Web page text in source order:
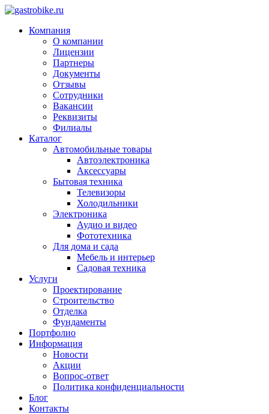
Компания
О компании
Лицензии
Партнеры
Документы
Отзывы
Сотрудники
Вакансии
Реквизиты
Филиалы
Каталог
Автомобильные товары
Автоэлектроника
Аксессуары
Бытовая техника
Телевизоры
Холодильники
Электроника
Аудио и видео
Фототехника
Для дома и сада
Мебель и интерьер
Садовая техника
Услуги
Проектирование
Строительство
Отделка
Фундаменты
Портфолио
Информация
Новости
Акции
Вопрос-ответ
Политика конфиденциальности
Блог
Контакты